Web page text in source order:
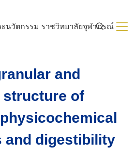
and
structure of
and digestibility